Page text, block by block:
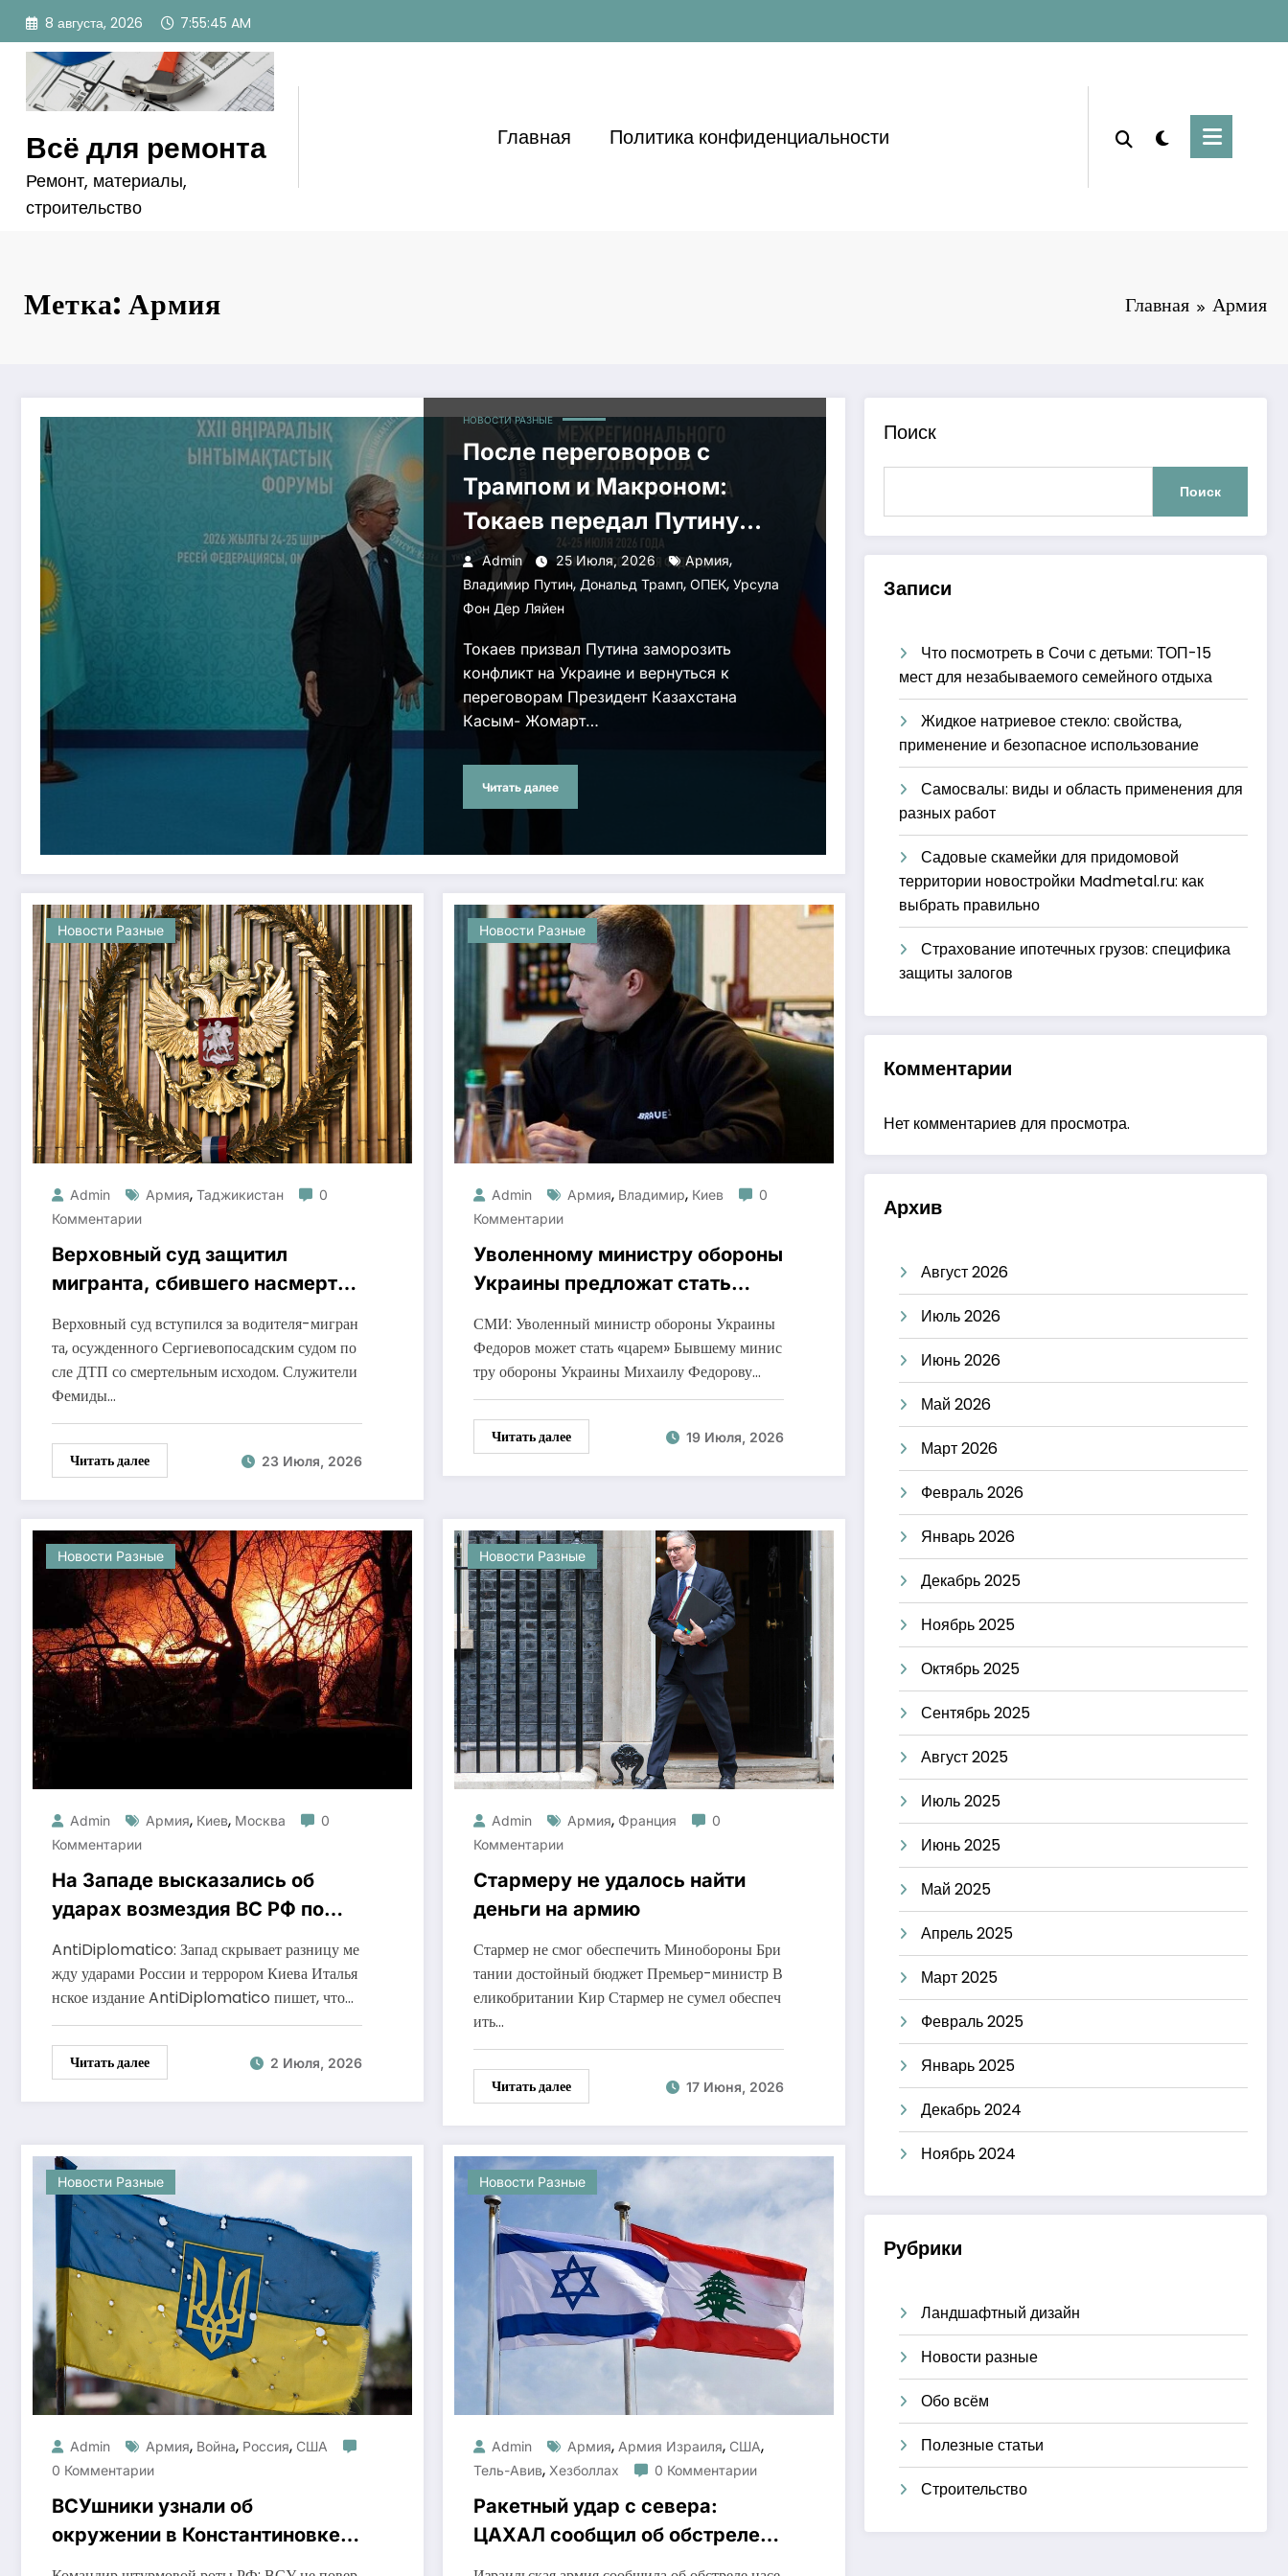
Перейти
содержимому
8 августа, 2026 7:55:46 AM
Всё для ремонта
Ремонт, материалы,
строительство
Главная Политика конфиденциальности
Метка: Армия Главная Армия
НОВОСТИ РАЗНЫЕ
После переговоров с
Трампом и Макроном:
Токаев передал Путину
«сигналы» Запада и
предложил заморозить
конфликт
Admin 25 Июля, 2026 Армия,
Владимир Путин, Дональд Трамп, ОПЕК, Урсула
Фон Дер Ляйен
Токаев призвал Путина заморозить
конфликт на Украине и вернуться к
переговорам Президент Казахстана
Касым- Жомарт…
Читать далее
Новости Разные
Admin Армия, Таджикистан
0
Комментарии
Верховный суд защитил
мигранта, сбившего насмерть
Верховный суд вступился за водителя-мигран
та, осужденного Сергиевопосадским судом по
сле ДТП со смертельным исходом. Служители
Фемиды…
Читать далее 23 Июля, 2026
Новости Разные
Admin Армия, Владимир, Киев
0
Комментарии
Уволенному министру обороны
Украины предложат стать
СМИ: Уволенный министр обороны Украины
Федоров может стать «царем» Бывшему минис
тру обороны Украины Михаилу Федорову…
Читать далее 19 Июля, 2026
Новости Разные
Admin Армия, Киев, Москва
0
Комментарии
На Западе высказались об
ударах возмездия ВС РФ по
Киеву
AntiDiplomatico: Запад скрывает разницу ме
жду ударами России и террором Киева Италья
нское издание AntiDiplomatico пишет, что…
Читать далее 2 Июля, 2026
Новости Разные
Admin Армия, Франция
0
Комментарии
Стармеру не удалось найти
деньги на армию
Стармер не смог обеспечить Минобороны Бри
тании достойный бюджет Премьер-министр В
еликобритании Кир Стармер не сумел обеспеч
ить…
Читать далее 17 Июня, 2026
Новости Разные
Admin Армия, Война, Россия, США
0 Комментарии
ВСУшники узнали об
окружении в Константиновке
Новости Разные
Admin Армия, Армия Израиля, США,
Тель-Авив, Хезболлах 0 Комментарии
Ракетный удар с севера:
ЦАХАЛ сообщил об обстреле
Поиск
Поиск
Записи
Что посмотреть в Сочи с детьми: ТОП-15
мест для незабываемого семейного отдыха
Жидкое натриевое стекло: свойства,
применение и безопасное использование
Самосвалы: виды и область применения для
разных работ
Садовые скамейки для придомовой
территории новостройки Madmetal.ru: как
выбрать правильно
Страхование ипотечных грузов: специфика
защиты залогов
Комментарии
Нет комментариев для просмотра.
Архив
Август 2026
Июль 2026
Июнь 2026
Май 2026
Март 2026
Февраль 2026
Январь 2026
Декабрь 2025
Ноябрь 2025
Октябрь 2025
Сентябрь 2025
Август 2025
Июль 2025
Июнь 2025
Май 2025
Апрель 2025
Март 2025
Февраль 2025
Январь 2025
Декабрь 2024
Ноябрь 2024
Рубрики
Ландшафтный дизайн
Новости разные
Обо всём
Полезные статьи
Строительство